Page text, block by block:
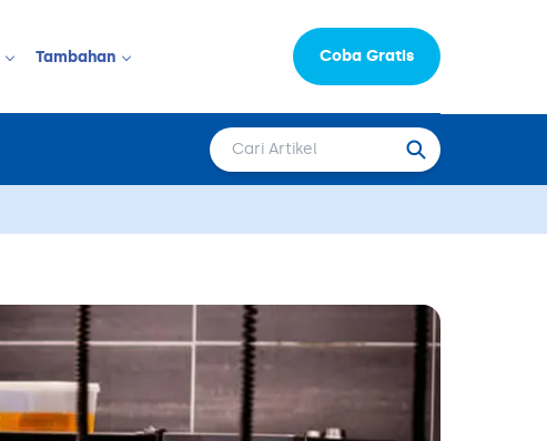
Tambahan
Informasi Perusahaan
Moka Learning Hub
Coba Gratis